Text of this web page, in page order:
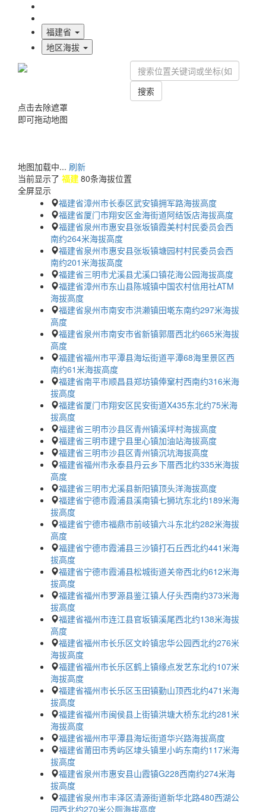
福建省
地区海拔
搜索
点击去除遮罩
即可拖动地图
地图加载中... 刷新
当前显示了 福建 80条海拔位置
全屏显示
福建省漳州市长泰区武安镇拥军路海拔高度
福建省厦门市翔安区金海街道阿结饭店海拔高度
福建省泉州市惠安县张坂镇霞美村村民委员会西
南约264米海拔高度
福建省泉州市惠安县张坂镇塘园村村民委员会西
南约201米海拔高度
福建省三明市尤溪县尤溪口镇花海公园海拔高度
福建省漳州市东山县陈城镇中国农村信用社ATM
海拔高度
福建省泉州市南安市洪濑镇田墘东南约297米海拔
高度
福建省泉州市南安市省新镇郭厝西北约665米海拔
高度
福建省福州市平潭县海坛街道平潭68海里景区西
南约61米海拔高度
福建省南平市顺昌县郑坊镇俸窠村西南约316米海
拔高度
福建省厦门市翔安区民安街道X435东北约75米海
拔高度
福建省三明市沙县区青州镇溪坪村海拔高度
福建省三明市建宁县里心镇加油站海拔高度
福建省三明市沙县区青州镇沉坑海拔高度
福建省福州市永泰县丹云乡下厝西北约335米海拔
高度
福建省三明市尤溪县新阳镇顶头洋海拔高度
福建省宁德市霞浦县溪南镇七狮坑东北约189米海
拔高度
福建省宁德市福鼎市前岐镇六斗东北约282米海拔
高度
福建省宁德市霞浦县三沙镇打石丘西北约441米海
拔高度
福建省宁德市霞浦县松城街道关帝西北约612米海
拔高度
福建省福州市罗源县鉴江镇人仔头西南约373米海
拔高度
福建省福州市连江县官坂镇溪尾西北约138米海拔
高度
福建省福州市长乐区文岭镇忠华公园西北约276米
海拔高度
福建省福州市长乐区鹤上镇缘点发艺东北约107米
海拔高度
福建省福州市长乐区玉田镇勤山顶西北约471米海
拔高度
福建省福州市闽侯县上街镇洪塘大桥东北约281米
海拔高度
福建省福州市平潭县海坛街道华兴路海拔高度
福建省莆田市秀屿区埭头镇里小屿东南约117米海
拔高度
福建省泉州市惠安县山霞镇G228西南约274米海
拔高度
福建省泉州市丰泽区清源街道新华北路480西湖公
园西北约270米公厕海拔高度